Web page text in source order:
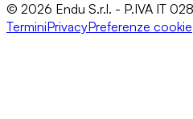
© 2026 Endu S.r.l. - P.IVA IT
TerminiPrivacyPreferenze cookie